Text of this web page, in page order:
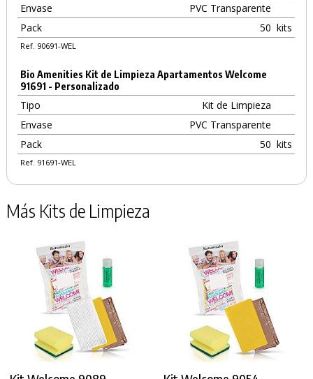
Envase
PVC Transparente
Pack
50 kits
Ref. 90691-WEL
Bio Amenities Kit de Limpieza Apartamentos Welcome
91691 - Personalizado
Tipo
Kit de Limpieza
Envase
PVC Transparente
Pack
50 kits
Ref. 91691-WEL
Más Kits de Limpieza